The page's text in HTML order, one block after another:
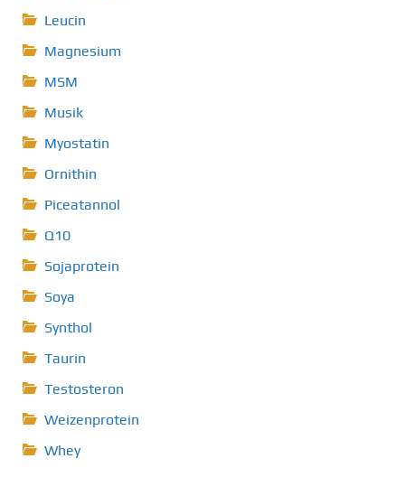
Leucin
Magnesium
MSM
Musik
Myostatin
Ornithin
Piceatannol
Q10
Sojaprotein
Soya
Synthol
Taurin
Testosteron
Weizenprotein
Whey